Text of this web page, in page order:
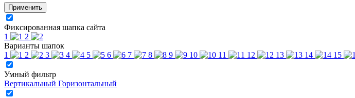
Применить
Фиксированная шапка сайта
1
2
Варианты шапок
1
2 3 4 5 6 7 8 9 10 11 12 13 14 15
Умный фильтр
Вертикальный Горизонтальный